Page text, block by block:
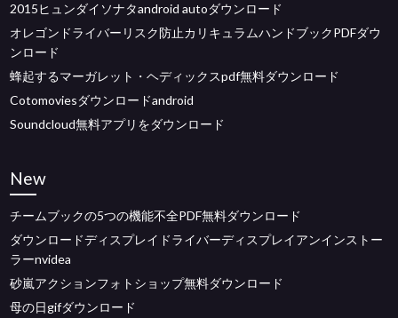
2015ヒュンダイソナタandroid autoダウンロード
オレゴンドライバーリスク防止カリキュラムハンドブックPDFダウ
ンロード
蜂起するマーガレット・ヘディックスpdf無料ダウンロード
Cotomoviesダウンロードandroid
Soundcloud無料アプリをダウンロード
New
チームブックの5つの機能不全PDF無料ダウンロード
ダウンロードディスプレイドライバーディスプレイアンインストー
ラーnvidea
砂嵐アクションフォトショップ無料ダウンロード
母の日gifダウンロード